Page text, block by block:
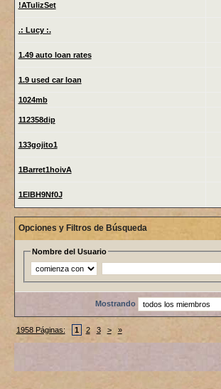
!ATulizSet
.: Lucy :.
1.49 auto loan rates
1.9 used car loan
1024mb
112358dip
133gojito1
1Barret1hoivA
1ElBH9Nf0J
Opciones y Filtros de Búsqueda
Nombre del Usuario
Mostrando
1958 Páginas: 1 2 3 > »